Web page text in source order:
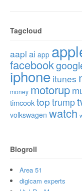
Tagcloud
aapl ai app
facebook
iphone itunes
money motorup
timcooktop trump
volkswagen watch
Blogroll
Area 51
digicam experts